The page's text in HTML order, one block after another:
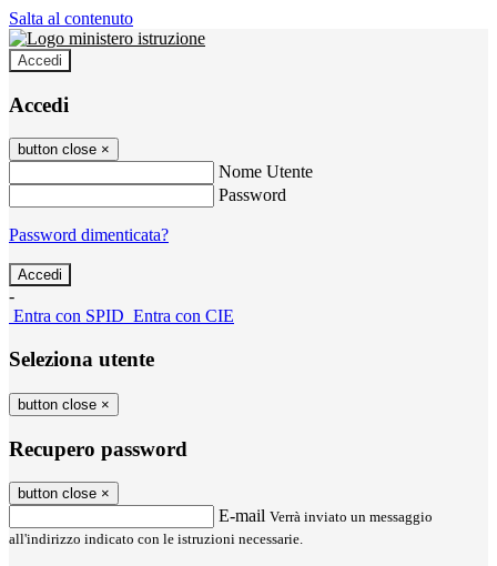
Salta al contenuto
Accedi
Accedi
button close ×
Nome Utente
Password
Password dimenticata?
-
Entra con SPID Entra con CIE
Seleziona utente
button close ×
Recupero password
button close ×
E-mail Verrà inviato un messaggio
all'indirizzo indicato con le istruzioni necessarie.